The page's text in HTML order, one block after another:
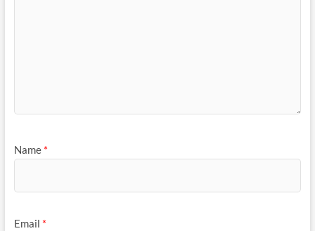
Name *
Email *